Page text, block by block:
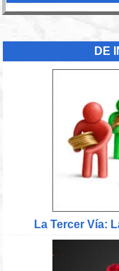
DE
La Tercer Vía: